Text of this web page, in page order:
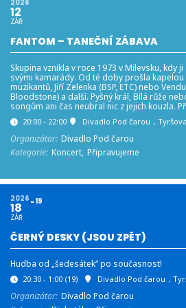
2026
12
ZÁŘ
FANTOM – TANEČNÍ ZÁBAVA
Skupina vznikla v roce 1973 v Milevsku, kdy
svými kamarády. Od té doby prošla
muzikantů, Jiří Zelenka (BSP, ETC) nebo
Bloodstone) a další. Pyšný král, Bílá růže
songům ani čas neubral nic z jejich kouzla.
20:00 - 22:00 Divadlo Pod čarou ,
Organizátor: Divadlo Pod čarou
Kategorie: Koncert, Připravujeme
2026
18
ZÁŘ
19
ČERNÝ DESKY (JSOU ZPĚT)
Hudba od „šedesátek“ po současnost!
20:30 - 1:00 (19) Divadlo Pod čarou ,
Organizátor: Divadlo Pod čarou